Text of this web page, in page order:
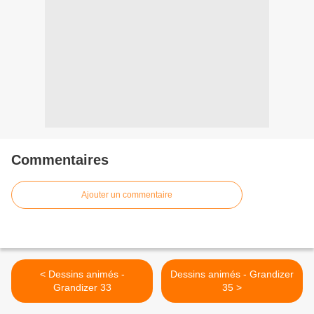
Commentaires
Ajouter un commentaire
< Dessins animés -
Grandizer 33
Dessins animés - Grandizer
35 >